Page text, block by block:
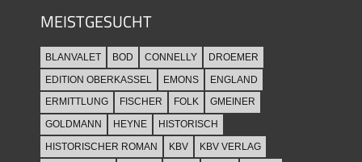
MEISTGESUCHT
BLANVALET BOD CONNELLY
DROEMER
EDITION OBERKASSEL
EMONS
ENGLAND
ERMITTLUNG
FISCHER FOLK
GMEINER
GOLDMANN
HEYNE
HISTORISCH
HISTORISCHER ROMAN
KBV
KBV VERLAG